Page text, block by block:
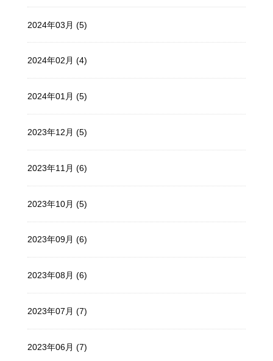
2024年03月 (5)
2024年02月 (4)
2024年01月 (5)
2023年12月 (5)
2023年11月 (6)
2023年10月 (5)
2023年09月 (6)
2023年08月 (6)
2023年07月 (7)
2023年06月 (7)